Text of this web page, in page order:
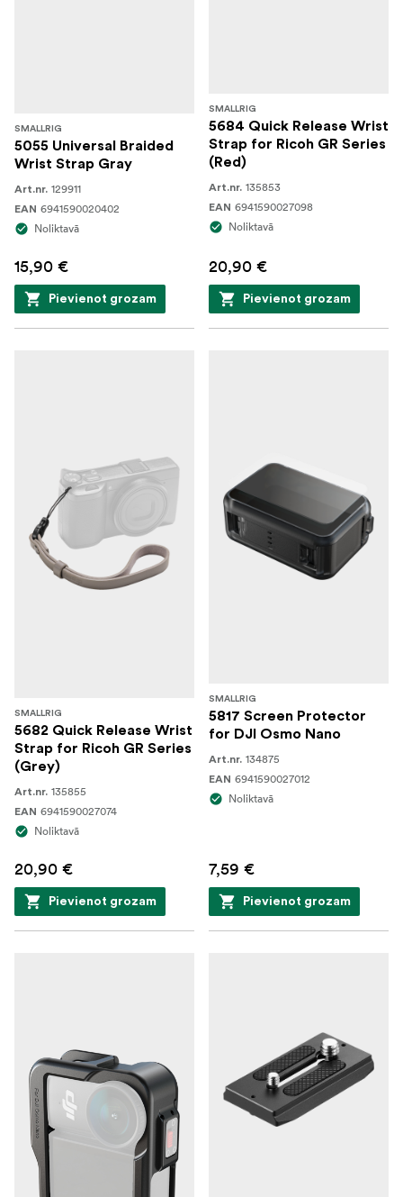
SMALLRIG
5055 Universal Braided
Wrist Strap Gray
Art.nr. 129911
EAN 6941590020402
Noliktavā
15,90 €
Pievienot grozam
SMALLRIG
5684 Quick Release Wrist
Strap for Ricoh GR Series
(Red)
Art.nr. 135853
EAN 6941590027098
Noliktavā
20,90 €
Pievienot grozam
SMALLRIG
5682 Quick Release Wrist
Strap for Ricoh GR Series
(Grey)
Art.nr. 135855
EAN 6941590027074
Noliktavā
20,90 €
Pievienot grozam
SMALLRIG
5817 Screen Protector
for DJI Osmo Nano
Art.nr. 134875
EAN 6941590027012
Noliktavā
7,59 €
Pievienot grozam